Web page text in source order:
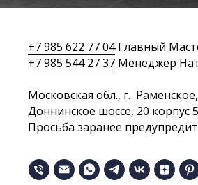
+7 985 622 77 04Главный
+7 985 544 27 37 Менеджер
Московская обл., г. Раменское,
Доннинское шоссе, 20 корпус
Просьба заранее